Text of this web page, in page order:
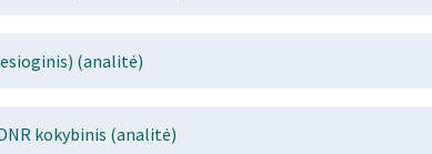
(analitė)
kokybinis (analitė)